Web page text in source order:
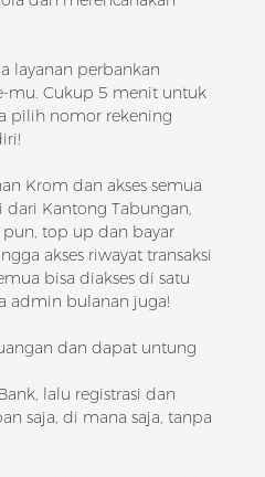
layanan perbankan
mu. Cukup 5 menit untuk
pilih nomor rekening
Krom dan akses semua
Kantong Tabungan,
top up dan bayar
akses riwayat transaksi
bisa diakses di satu
admin bulanan juga!
dan dapat untung
lalu registrasi dan
saja, di mana saja, tanpa